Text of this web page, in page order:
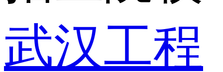
武汉工程